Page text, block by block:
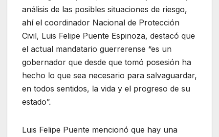
análisis de las posibles situaciones de riesgo,
ahí el coordinador Nacional de Protección
Civil, Luis Felipe Puente Espinoza, destacó que
el actual mandatario guerrerense “es un
gobernador que desde que tomó posesión ha
hecho lo que sea necesario para salvaguardar,
en todos sentidos, la vida y el progreso de su
estado”.
Luis Felipe Puente mencionó que hay una